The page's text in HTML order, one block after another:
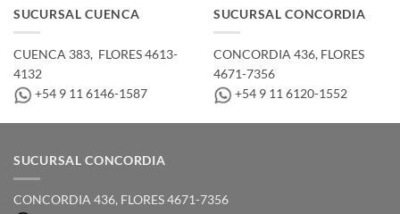
SUCURSAL CUENCA
CUENCA 383, ­ FLORES 4613-
4132
+54 9 11 6146-1587
SUCURSAL CONCORDIA
CONCORDIA 436,­ FLORES
4671-7356
+54 9 11 6120-1552
SUCURSAL CONCORDIA
CONCORDIA 436,­ FLORES 4671-7356